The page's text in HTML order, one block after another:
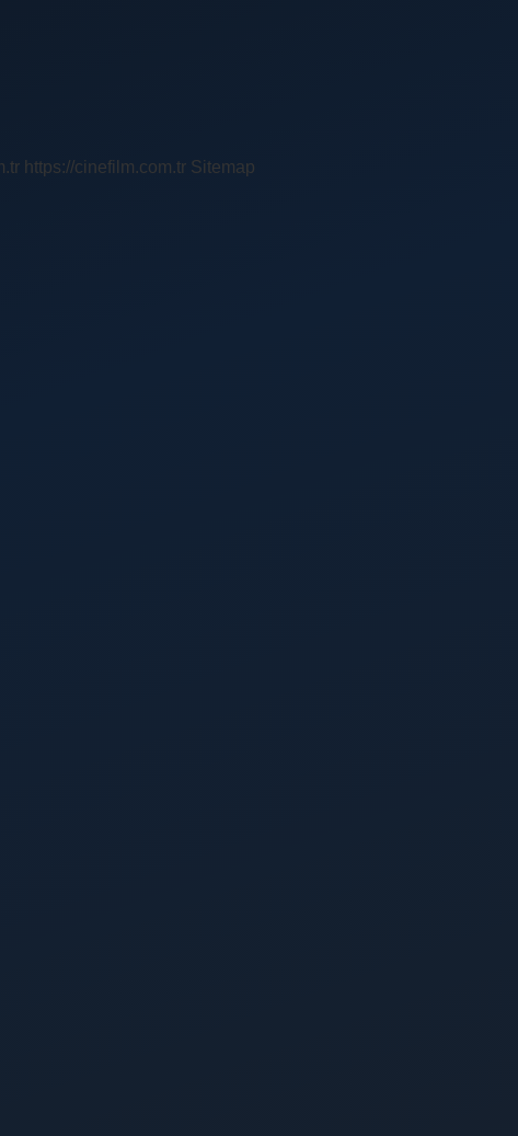
https://cinefilm.com.tr Sitemap